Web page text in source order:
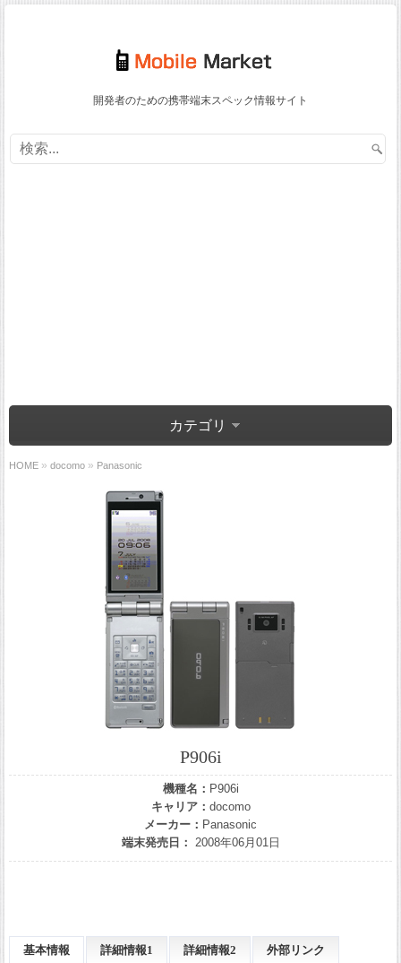
開発者のための携帯端末スペック情報サイト
カテゴリ
HOME » docomo » Panasonic
P906i
機種名： P906i
キャリア： docomo
メーカー： Panasonic
端末発売日： 2008年06月01日
基本情報 詳細情報1 詳細情報2 外部リンク